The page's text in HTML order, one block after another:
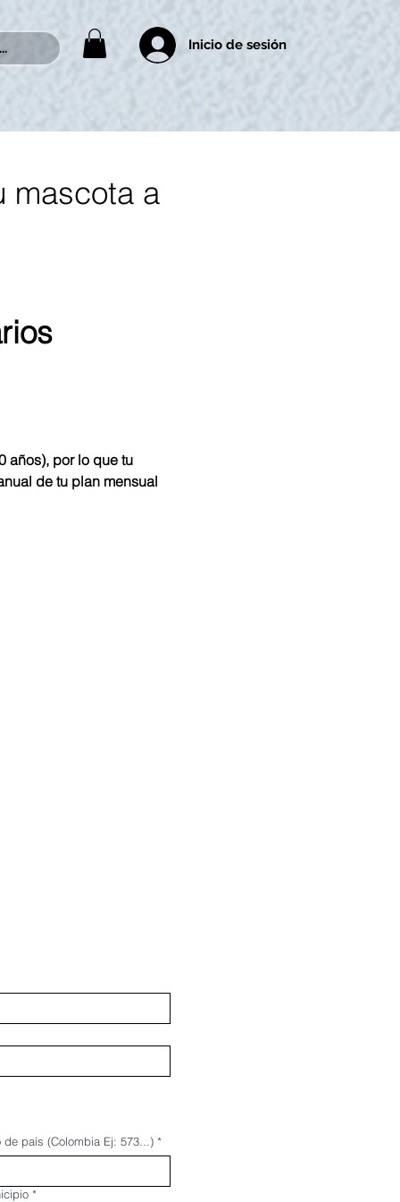
Inicio de sesión
mascota a
años), por lo que tu
de tu plan mensual
país (Colombia Ej: 573...) *
*